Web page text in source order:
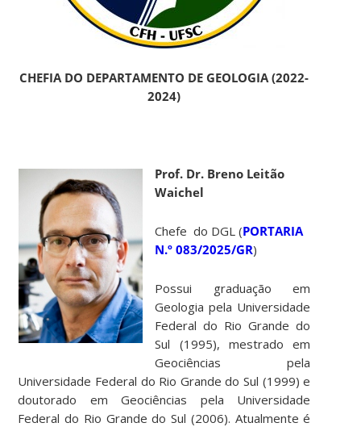
CHEFIA DO DEPARTAMENTO DE GEOLOGIA (2022-
2024)
Prof. Dr. Breno Leitão
Waichel
Chefe do DGL (PORTARIA
N.º 083/2025/GR)
Possui graduação em
Geologia pela Universidade
Federal do Rio Grande do
Sul (1995), mestrado em
Geociências pela
Universidade Federal do Rio Grande do Sul (1999) e
doutorado em Geociências pela Universidade
Federal do Rio Grande do Sul (2006). Atualmente é